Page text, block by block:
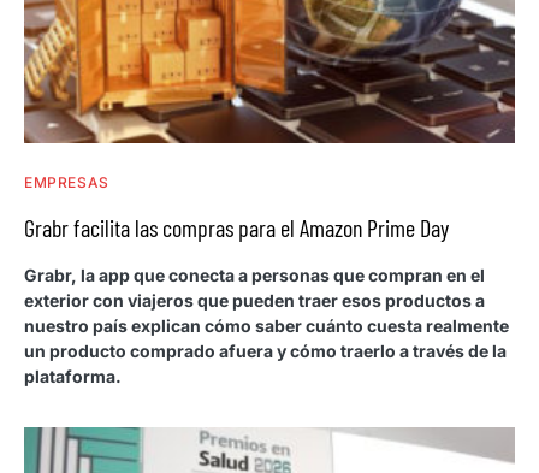
EMPRESAS
Grabr facilita las compras para el Amazon Prime Day
Grabr, la app que conecta a personas que compran en el
exterior con viajeros que pueden traer esos productos a
nuestro país explican cómo saber cuánto cuesta realmente
un producto comprado afuera y cómo traerlo a través de la
plataforma.